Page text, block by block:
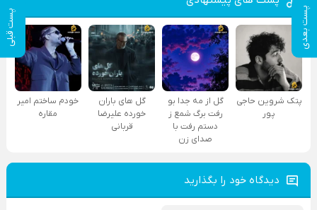
پست بعدی پست قبلی
پتک شروین حاجی
پور
گل از مه جدا بو
رفت برگ شمع ز
دستم رفت با
صدای زن
گل های باران
خورده علیرضا
قربانی
خودم ساختم امیر
مقاره
دیدگاه خود را بگذارید